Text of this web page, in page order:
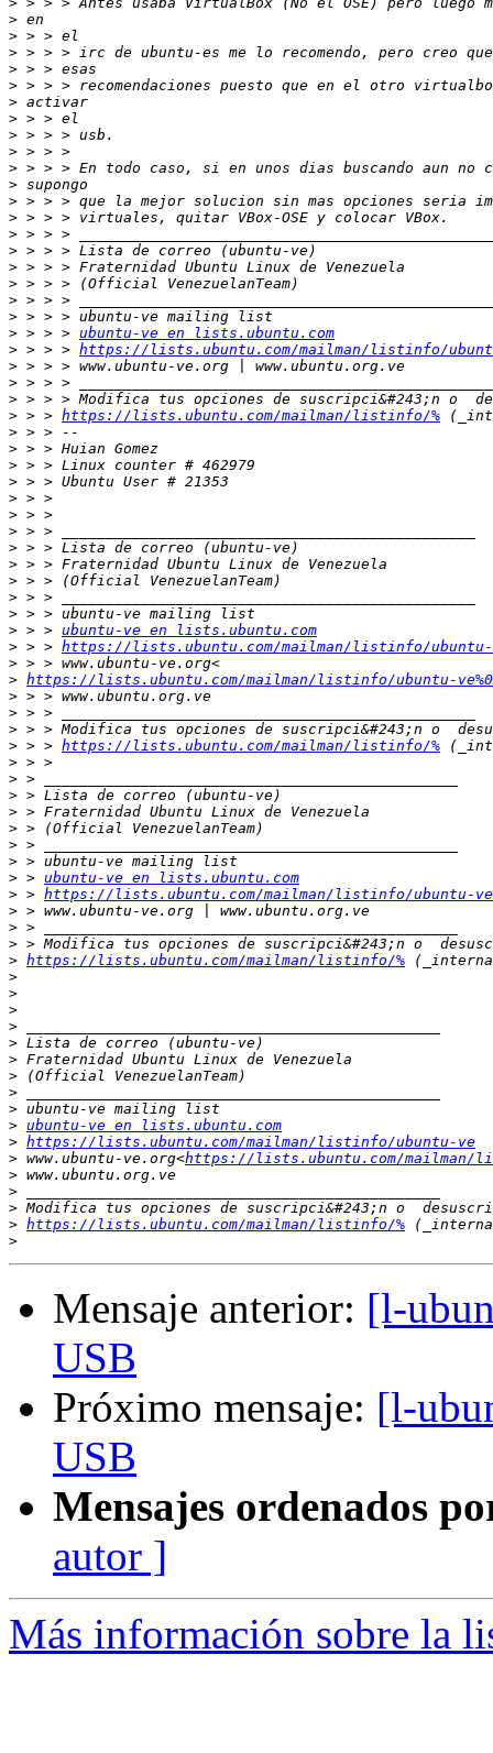
>
>
>
>
>
>
>
>
>
>
>
>
>
>
>
>
>
>
>
> > > > ubuntu-ve en lists.ubuntu.com
> > > > https://lists.ubuntu.com/mailman/listinfo/
>
>
>
> > > https://lists.ubuntu.com/mailman/listinfo/%
>
>
>
>
>
>
>
>
>
>
>
>
> > > ubuntu-ve en lists.ubuntu.com
> > > https://lists.ubuntu.com/mailman/listinfo/ubuntu-
>
> https://lists.ubuntu.com/mailman/listinfo/ubuntu-
>
>
>
> > > https://lists.ubuntu.com/mailman/listinfo/%
>
>
>
>
>
>
>
> > ubuntu-ve en lists.ubuntu.com
> > https://lists.ubuntu.com/mailman/listinfo/ubuntu-ve
>
>
>
> https://lists.ubuntu.com/mailman/listinfo/%
>
>
>
>
>
>
>
>
>
> ubuntu-ve en lists.ubuntu.com
> https://lists.ubuntu.com/mailman/listinfo/ubuntu-ve
> www.ubuntu-ve.org<https://lists.ubuntu.com/mailman/
>
>
>
> https://lists.ubuntu.com/mailman/listinfo/%
>
Mensaje anterior: [l-
USB
Próximo mensaje: [l-
USB
Mensajes ordenados
autor ]
Más información sobre la